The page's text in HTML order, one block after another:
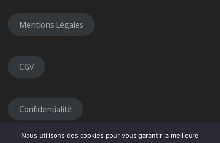
Mentions Légales
CGV
Confidentialité
Nous utilisons des cookies pour vous garantir la meilleure